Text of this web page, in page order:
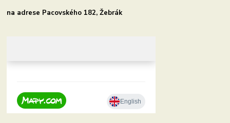
na adrese Pacovského 182, Žebrák